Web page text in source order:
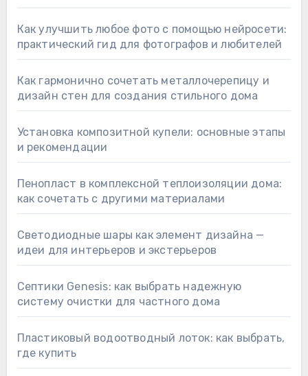
Как улучшить любое фото с помощью нейросети:
практический гид для фотографов и любителей
Как гармонично сочетать металлочерепицу и
дизайн стен для создания стильного дома
Установка композитной купели: основные этапы
и рекомендации
Пенопласт в комплексной теплоизоляции дома:
как сочетать с другими материалами
Светодиодные шары как элемент дизайна —
идеи для интерьеров и экстерьеров
Септики Genesis: как выбрать надежную
систему очистки для частного дома
Пластиковый водоотводный лоток: как выбрать,
где купить